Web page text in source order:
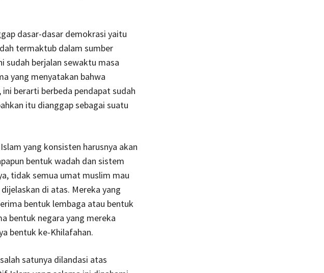
dasar-dasar demokrasi yaitu
termaktub dalam sumber
sudah berjalan sewaktu masa
yang menyatakan bahwa
berarti berbeda pendapat sudah
itu dianggap sebagai suatu
yang konsisten harusnya akan
bentuk wadah dan sistem
tidak semua umat muslim mau
di atas. Mereka yang
bentuk lembaga atau bentuk
bentuk negara yang mereka
bentuk ke-Khilafahan.
satunya dilandasi atas